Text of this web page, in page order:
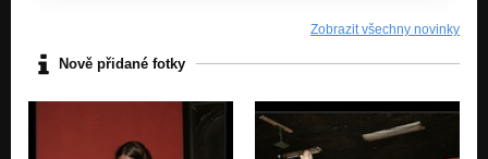
Vize (S.H.A.C. - 2005)
Zobrazit všechny novinky
Nově přidané fotky